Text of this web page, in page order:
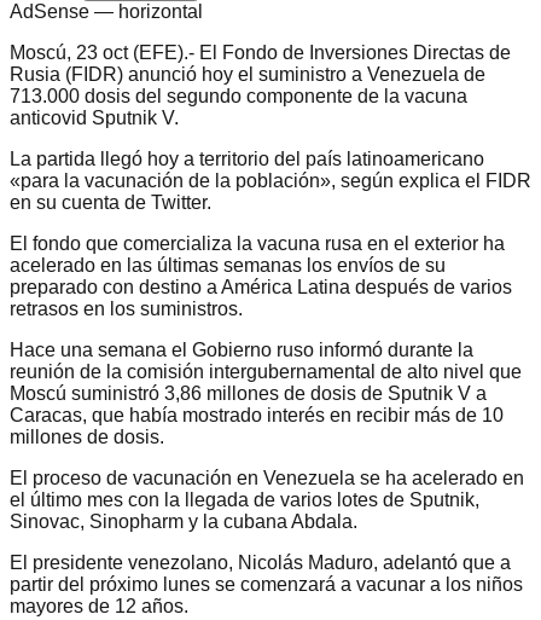
AdSense — horizontal
Moscú, 23 oct (EFE).- El Fondo de Inversiones Directas de
Rusia (FIDR) anunció hoy el suministro a Venezuela de
713.000 dosis del segundo componente de la vacuna
anticovid Sputnik V.
La partida llegó hoy a territorio del país latinoamericano
«para la vacunación de la población», según explica el FIDR
en su cuenta de Twitter.
El fondo que comercializa la vacuna rusa en el exterior ha
acelerado en las últimas semanas los envíos de su
preparado con destino a América Latina después de varios
retrasos en los suministros.
Hace una semana el Gobierno ruso informó durante la
reunión de la comisión intergubernamental de alto nivel que
Moscú suministró 3,86 millones de dosis de Sputnik V a
Caracas, que había mostrado interés en recibir más de 10
millones de dosis.
El proceso de vacunación en Venezuela se ha acelerado en
el último mes con la llegada de varios lotes de Sputnik,
Sinovac, Sinopharm y la cubana Abdala.
El presidente venezolano, Nicolás Maduro, adelantó que a
partir del próximo lunes se comenzará a vacunar a los niños
mayores de 12 años.